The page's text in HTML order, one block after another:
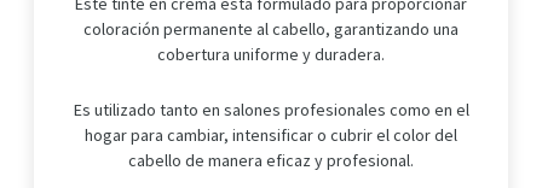
coloración permanente al cabello, garantizando una
cobertura uniforme y duradera.
Es utilizado tanto en salones profesionales como en el
hogar para cambiar, intensificar o cubrir el color del
cabello de manera eficaz y profesional.